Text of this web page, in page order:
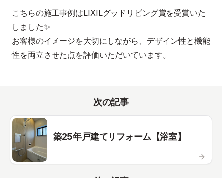
こちらの施工事例はLIXILグッドリビング賞を受賞いた
しました✨
お客様のイメージを大切にしながら、デザイン性と機能
性を両立させた点を評価いただいています。
次の記事
築25年戸建てリフォーム【浴室】